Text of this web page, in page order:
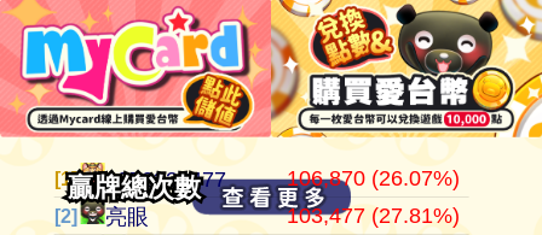
[1] 江湖風雲 104,184,201
[2] 田寮阿寶 37,514,997
贏牌總次數
贏牌總次數
[1] 0972338477 106,870 (26.07%)
[2] 亮眼 103,477 (27.81%)
[1] 0972338477 409,949
[2] 亮眼 372,053